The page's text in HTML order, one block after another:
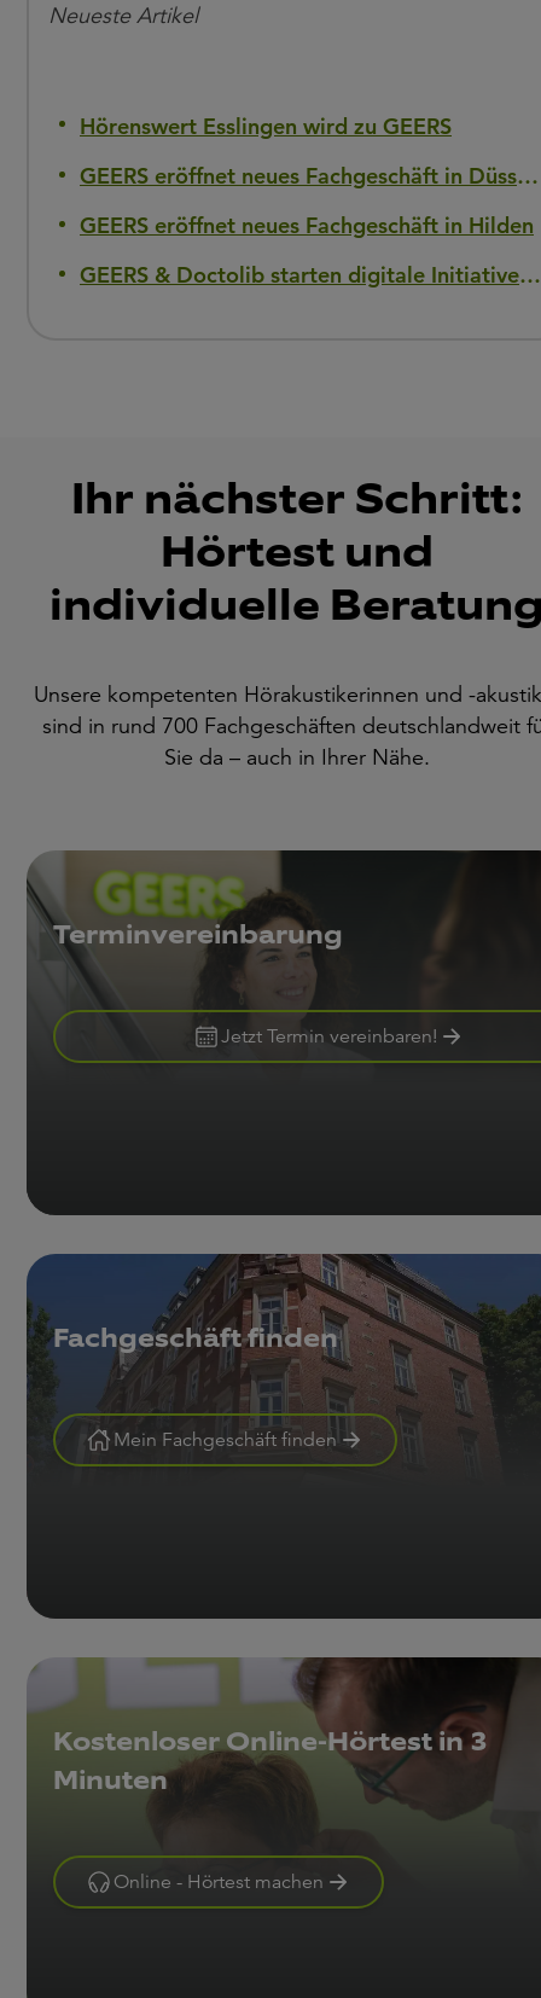
Neueste Artikel
Hörenswert Esslingen wird zu GEERS
GEERS eröffnet neues Fachgeschäft in Düsseldorf-Flingern
GEERS eröffnet neues Fachgeschäft in Hilden
GEERS & Doctolib starten digitale Initiative gegen Hörverlust
Ihr nächster Schritt:
Hörtest und
individuelle
Unsere kompetenten Hörakustikerinnen und -
sind in rund 700 Fachgeschäften deutschlandweit
Sie da – auch in Ihrer Nähe.
Terminvereinbarung
Jetzt Termin vereinbaren!
Fachgeschäft finden
Mein Fachgeschäft finden
Kostenloser Online-Hörtest in 3
Minuten
Online - Hörtest machen